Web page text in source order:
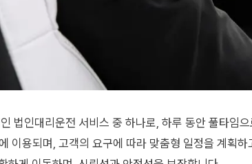
법인대리운전 서비스 중 하나로, 하루 동안 풀타임
이용되며, 고객의 요구에 따라 맞춤형 일정을 계획